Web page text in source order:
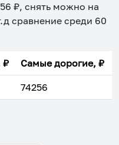
₽, снять можно на
сравнение среди 60
₽ Самые дорогие, ₽
74256